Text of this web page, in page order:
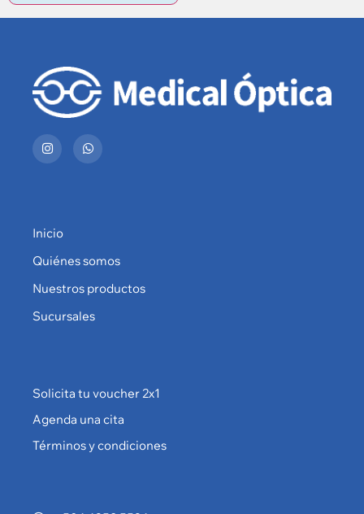
Inicio
Quiénes somos
Nuestros productos
Sucursales
Solicita tu voucher 2x1
Agenda una cita
Términos y condiciones